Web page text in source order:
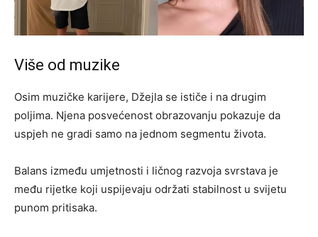
Više od muzike
Osim muzičke karijere, Džejla se ističe i na drugim
poljima. Njena posvećenost obrazovanju pokazuje da
uspjeh ne gradi samo na jednom segmentu života.
Balans između umjetnosti i ličnog razvoja svrstava je
među rijetke koji uspijevaju održati stabilnost u svijetu
punom pritisaka.